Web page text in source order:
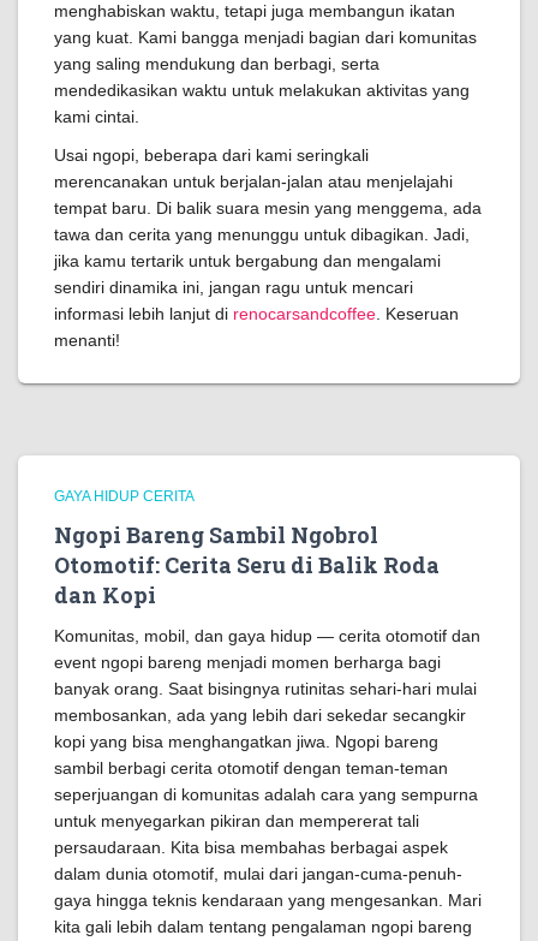
menghabiskan waktu, tetapi juga membangun ikatan
yang kuat. Kami bangga menjadi bagian dari komunitas
yang saling mendukung dan berbagi, serta
mendedikasikan waktu untuk melakukan aktivitas yang
kami cintai.
Usai ngopi, beberapa dari kami seringkali
merencanakan untuk berjalan-jalan atau menjelajahi
tempat baru. Di balik suara mesin yang menggema, ada
tawa dan cerita yang menunggu untuk dibagikan. Jadi,
jika kamu tertarik untuk bergabung dan mengalami
sendiri dinamika ini, jangan ragu untuk mencari
informasi lebih lanjut di renocarsandcoffee . Keseruan
menanti!
GAYA HIDUP CERITA
Ngopi Bareng Sambil Ngobrol
Otomotif: Cerita Seru di Balik Roda
dan Kopi
Komunitas, mobil, dan gaya hidup — cerita otomotif dan
event ngopi bareng menjadi momen berharga bagi
banyak orang. Saat bisingnya rutinitas sehari-hari mulai
membosankan, ada yang lebih dari sekedar secangkir
kopi yang bisa menghangatkan jiwa. Ngopi bareng
sambil berbagi cerita otomotif dengan teman-teman
seperjuangan di komunitas adalah cara yang sempurna
untuk menyegarkan pikiran dan mempererat tali
persaudaraan. Kita bisa membahas berbagai aspek
dalam dunia otomotif, mulai dari jangan-cuma-penuh-
gaya hingga teknis kendaraan yang mengesankan. Mari
kita gali lebih dalam tentang pengalaman ngopi bareng